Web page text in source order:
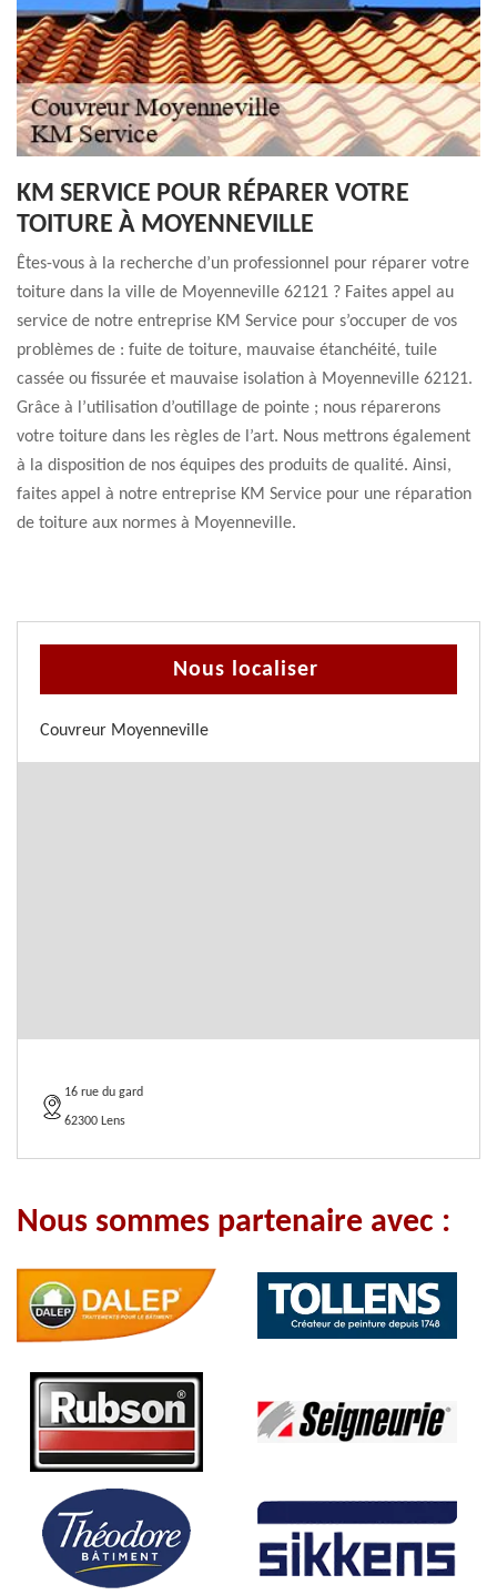
KM SERVICE POUR RÉPARER VOTRE
TOITURE À MOYENNEVILLE
Êtes-vous à la recherche d’un professionnel pour réparer votre
toiture dans la ville de Moyenneville 62121 ? Faites appel au
service de notre entreprise KM Service pour s’occuper de vos
problèmes de : fuite de toiture, mauvaise étanchéité, tuile
cassée ou fissurée et mauvaise isolation à Moyenneville 62121.
Grâce à l’utilisation d’outillage de pointe ; nous réparerons
votre toiture dans les règles de l’art. Nous mettrons également
à la disposition de nos équipes des produits de qualité. Ainsi,
faites appel à notre entreprise KM Service pour une réparation
de toiture aux normes à Moyenneville.
Nous localiser
Couvreur Moyenneville
16 rue du gard
62300 Lens
Nous sommes partenaire avec :